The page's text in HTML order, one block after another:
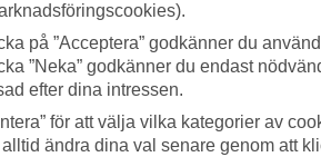
på ”Acceptera” godkänner du
”Neka” godkänner du endast
efter dina intressen.
för att välja vilka kategorier av
ändra dina val senare genom att